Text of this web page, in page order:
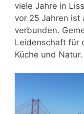
viele Jahre in
vor 25 Jahren ist
verbunden.
Leidenschaft für
Küche und Natur.